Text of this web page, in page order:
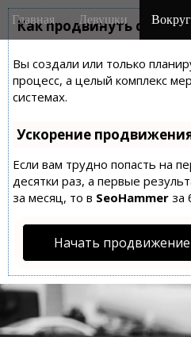
Как продвинуть сайт
Вы создали или только
процесс, а целый комплекс
системах.
Ускорение
Если вам трудно попасть на
десятки раз, а первые
за месяц, то в SeoHammer за
Начать продвижение
M
a
n
m
e
n
u
i
Главная Девушки Вокруг